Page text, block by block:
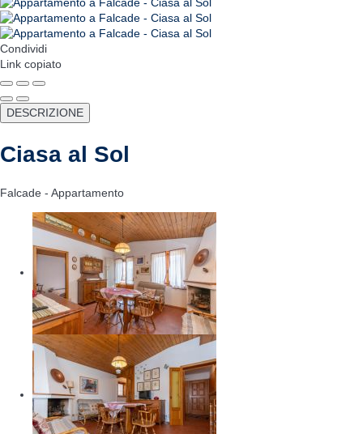
Condividi
Link copiato
DESCRIZIONE
Ciasa al Sol
Falcade - Appartamento